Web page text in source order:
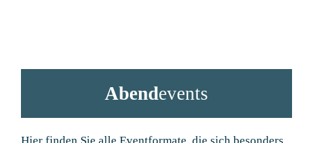
Abendevents
Hier finden Sie alle Eventformate, die sich besonders